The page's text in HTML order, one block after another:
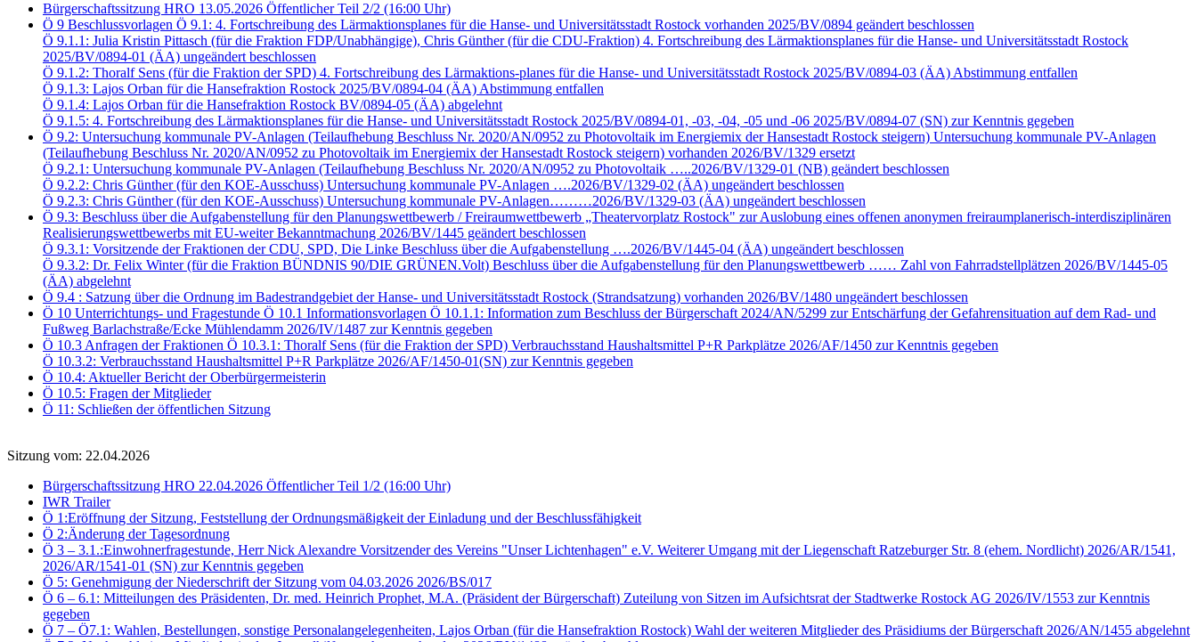
Bürgerschaftssitzung HRO 13.05.2026 Öffentlicher Teil 2/2 (16:00 Uhr)
Ö 9 Beschlussvorlagen Ö 9.1: 4. Fortschreibung des Lärmaktionsplanes für die Hanse- und Universitätsstadt Rostock vorhanden 2025/BV/0894 geändert beschlossen
Ö 9.1.1: Julia Kristin Pittasch (für die Fraktion FDP/Unabhängige), Chris Günther (für die CDU-Fraktion) 4. Fortschreibung des Lärmaktionsplanes für die Hanse- und Universitätsstadt Rostock
2025/BV/0894-01 (ÄA) ungeändert beschlossen
Ö 9.1.2: Thoralf Sens (für die Fraktion der SPD) 4. Fortschreibung des Lärmaktions-planes für die Hanse- und Universitätsstadt Rostock 2025/BV/0894-03 (ÄA) Abstimmung entfallen
Ö 9.1.3: Lajos Orban für die Hansefraktion Rostock 2025/BV/0894-04 (ÄA) Abstimmung entfallen
Ö 9.1.4: Lajos Orban für die Hansefraktion Rostock BV/0894-05 (ÄA) abgelehnt
Ö 9.1.5: 4. Fortschreibung des Lärmaktionsplanes für die Hanse- und Universitätsstadt Rostock 2025/BV/0894-01, -03, -04, -05 und -06 2025/BV/0894-07 (SN) zur Kenntnis gegeben
Ö 9.2: Untersuchung kommunale PV-Anlagen (Teilaufhebung Beschluss Nr. 2020/AN/0952 zu Photovoltaik im Energiemix der Hansestadt Rostock steigern) Untersuchung kommunale PV-Anlagen
(Teilaufhebung Beschluss Nr. 2020/AN/0952 zu Photovoltaik im Energiemix der Hansestadt Rostock steigern) vorhanden 2026/BV/1329 ersetzt
Ö 9.2.1: Untersuchung kommunale PV-Anlagen (Teilaufhebung Beschluss Nr. 2020/AN/0952 zu Photovoltaik …..2026/BV/1329-01 (NB) geändert beschlossen
Ö 9.2.2: Chris Günther (für den KOE-Ausschuss) Untersuchung kommunale PV-Anlagen ….2026/BV/1329-02 (ÄA) ungeändert beschlossen
Ö 9.2.3: Chris Günther (für den KOE-Ausschuss) Untersuchung kommunale PV-Anlagen………2026/BV/1329-03 (ÄA) ungeändert beschlossen
Ö 9.3: Beschluss über die Aufgabenstellung für den Planungswettbewerb / Freiraumwettbewerb „Theatervorplatz Rostock" zur Auslobung eines offenen anonymen freiraumplanerisch-interdisziplinären
Realisierungswettbewerbs mit EU-weiter Bekanntmachung 2026/BV/1445 geändert beschlossen
Ö 9.3.1: Vorsitzende der Fraktionen der CDU, SPD, Die Linke Beschluss über die Aufgabenstellung ….2026/BV/1445-04 (ÄA) ungeändert beschlossen
Ö 9.3.2: Dr. Felix Winter (für die Fraktion BÜNDNIS 90/DIE GRÜNEN.Volt) Beschluss über die Aufgabenstellung für den Planungswettbewerb …… Zahl von Fahrradstellplätzen 2026/BV/1445-05
(ÄA) abgelehnt
Ö 9.4 : Satzung über die Ordnung im Badestrandgebiet der Hanse- und Universitätsstadt Rostock (Strandsatzung) vorhanden 2026/BV/1480 ungeändert beschlossen
Ö 10 Unterrichtungs- und Fragestunde Ö 10.1 Informationsvorlagen Ö 10.1.1: Information zum Beschluss der Bürgerschaft 2024/AN/5299 zur Entschärfung der Gefahrensituation auf dem Rad- und
Fußweg Barlachstraße/Ecke Mühlendamm 2026/IV/1487 zur Kenntnis gegeben
Ö 10.3 Anfragen der Fraktionen Ö 10.3.1: Thoralf Sens (für die Fraktion der SPD) Verbrauchsstand Haushaltsmittel P+R Parkplätze 2026/AF/1450 zur Kenntnis gegeben
Ö 10.3.2: Verbrauchsstand Haushaltsmittel P+R Parkplätze 2026/AF/1450-01(SN) zur Kenntnis gegeben
Ö 10.4: Aktueller Bericht der Oberbürgermeisterin
Ö 10.5: Fragen der Mitglieder
Ö 11: Schließen der öffentlichen Sitzung
Sitzung vom: 22.04.2026
Bürgerschaftssitzung HRO 22.04.2026 Öffentlicher Teil 1/2 (16:00 Uhr)
IWR Trailer
Ö 1:Eröffnung der Sitzung, Feststellung der Ordnungsmäßigkeit der Einladung und der Beschlussfähigkeit
Ö 2:Änderung der Tagesordnung
Ö 3 – 3.1.:Einwohnerfragestunde, Herr Nick Alexandre Vorsitzender des Vereins "Unser Lichtenhagen" e.V. Weiterer Umgang mit der Liegenschaft Ratzeburger Str. 8 (ehem. Nordlicht) 2026/AR/1541,
2026/AR/1541-01 (SN) zur Kenntnis gegeben
Ö 5: Genehmigung der Niederschrift der Sitzung vom 04.03.2026 2026/BS/017
Ö 6 – 6.1: Mitteilungen des Präsidenten, Dr. med. Heinrich Prophet, M.A. (Präsident der Bürgerschaft) Zuteilung von Sitzen im Aufsichtsrat der Stadtwerke Rostock AG 2026/IV/1553 zur Kenntnis
gegeben
Ö 7 – Ö7.1: Wahlen, Bestellungen, sonstige Personalangelegenheiten, Lajos Orban (für die Hansefraktion Rostock) Wahl der weiteren Mitglieder des Präsidiums der Bürgerschaft 2026/AN/1455 abgelehnt